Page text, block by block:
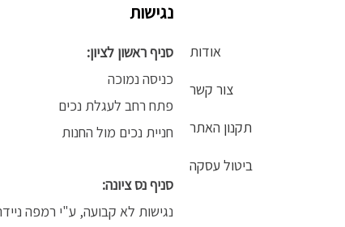
אודות
צור קשר
תקנון האתר
ביטול עסקה
נגישות
סניף ראשון לציון:
כניסה נמוכה
פתח רחב לעגלת נכים
חניית נכים מול החנות
סניף נס ציונה:
נגישות לא קבועה, ע"י רמפה